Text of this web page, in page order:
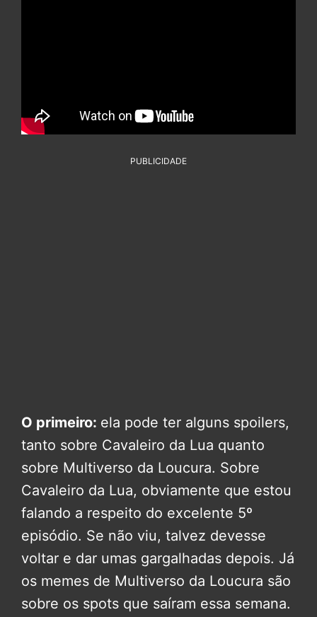
PUBLICIDADE
O primeiro: ela pode ter alguns spoilers,
tanto sobre Cavaleiro da Lua quanto
sobre Multiverso da Loucura. Sobre
Cavaleiro da Lua, obviamente que estou
falando a respeito do excelente 5º
episódio. Se não viu, talvez devesse
voltar e dar umas gargalhadas depois. Já
os memes de Multiverso da Loucura são
sobre os spots que saíram essa semana.